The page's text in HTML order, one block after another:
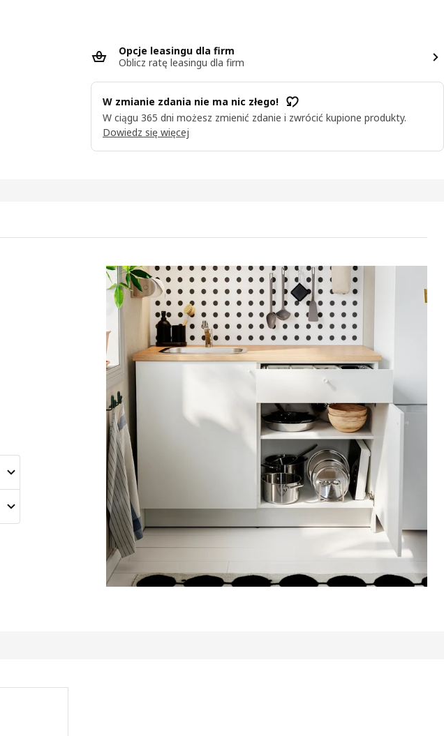
Opcje leasingu dla firm
Oblicz ratę leasingu dla firm
W zmianie zdania nie ma nic złego!
W ciągu 365 dni możesz zmienić zdanie i zwrócić kupione produkty.
Dowiedz się więcej